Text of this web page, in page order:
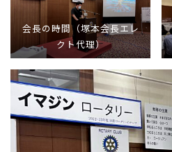
会長の時間（塚本会長エレ
クト代理）